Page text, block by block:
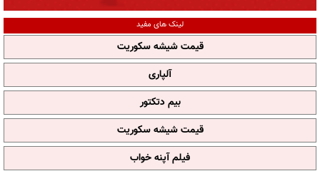
لینک های مفید
قیمت شیشه سکوریت
آلپاری
بیم دتکتور
قیمت شیشه سکوریت
فیلم آپنه خواب